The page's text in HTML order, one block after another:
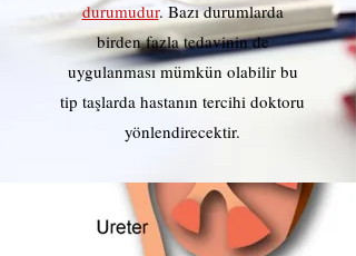
durumudur. Bazı durumlarda
birden fazla tedavinin de
uygulanması mümkün olabilir bu
tip taşlarda hastanın tercihi doktoru
yönlendirecektir.